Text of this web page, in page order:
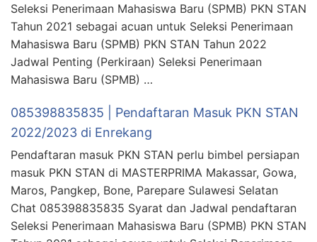
Seleksi Penerimaan Mahasiswa Baru (SPMB) PKN STAN
Tahun 2021 sebagai acuan untuk Seleksi Penerimaan
Mahasiswa Baru (SPMB) PKN STAN Tahun 2022
Jadwal Penting (Perkiraan) Seleksi Penerimaan
Mahasiswa Baru (SPMB) …
085398835835 | Pendaftaran Masuk PKN STAN
2022/2023 di Enrekang
Pendaftaran masuk PKN STAN perlu bimbel persiapan
masuk PKN STAN di MASTERPRIMA Makassar, Gowa,
Maros, Pangkep, Bone, Parepare Sulawesi Selatan
Chat 085398835835 Syarat dan Jadwal pendaftaran
Seleksi Penerimaan Mahasiswa Baru (SPMB) PKN STAN